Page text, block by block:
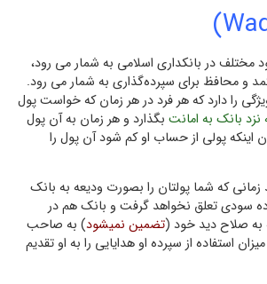
مختلف در بانكداری اسلامی به شمار می رود،
و محافظ براي سپرده‌گذاري به شمار می رود.
را دارد که هر فرد در هر زمان که خواست پول
بانك به امانت بگذارد و هر زمان به آن پول
اینکه پولی از حساب او کم شود آن پول را
زمانی که شما پولتان را بصورت ودیعه به بانک
سودي تعلق نخواهد گرفت و بانک هم در
به صلاح ديد خود (تضمین نمیشود) به صاحب
استفاده از سپرده او هدایایی را به او تقديم